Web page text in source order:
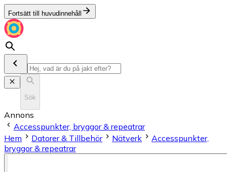
Fortsätt till huvudinnehåll
Sök
Annons
Accesspunkter, bryggor & repeatrar
Hem
Datorer & Tillbehör Nätverk
Accesspunkter,
bryggor & repeatrar